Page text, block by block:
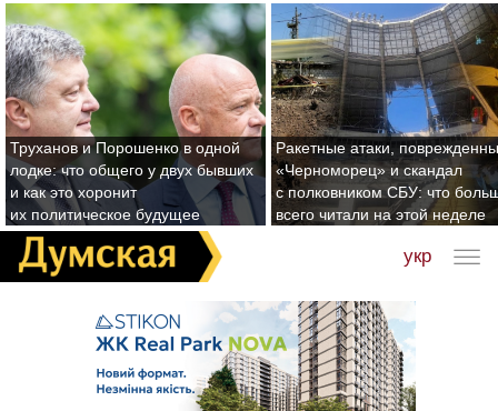
Труханов и Порошенко в одной
лодке: что общего у двух бывших
и как это хоронит
их политическое будущее
Ракетные атаки,
«Черноморец» и скандал
с полковником СБУ: что
всего читали на этой неделе
укр